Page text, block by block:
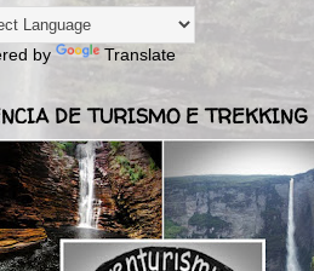
by Translate
DE TURISMO E TREKKING